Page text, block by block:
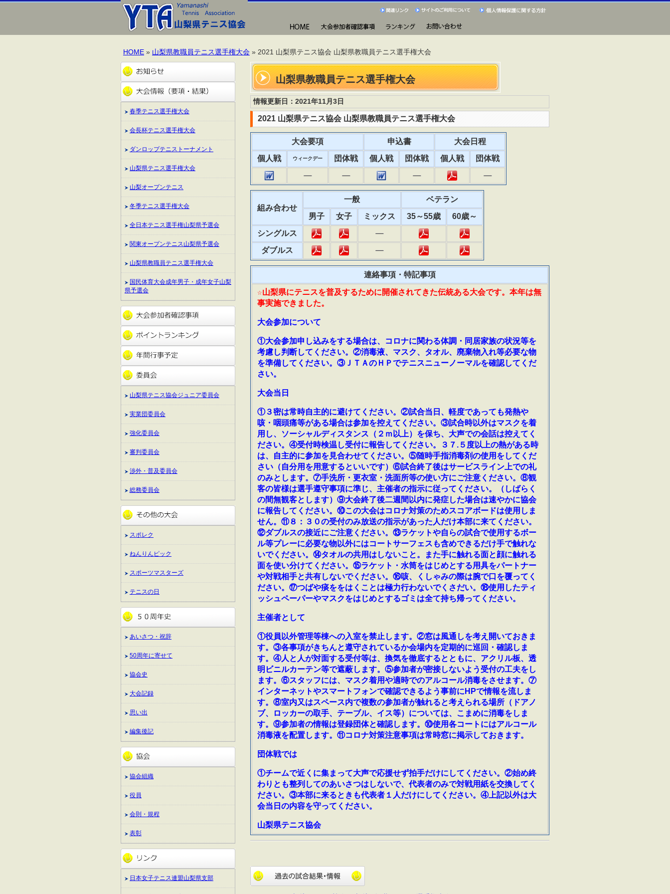
HOME » 山梨県教職員テニス選手権大会 » 2021 山梨県テニス協会 山梨県教職員テニス選手権大会
山梨県教職員テニス選手権大会
情報更新日：2021年11月3日
2021 山梨県テニス協会 山梨県教職員テニス選手権大会
大会要項 申込書
大会日程
個人戦
ウィークデー 団体戦 個人戦 団体戦 個人戦 団体戦
組み合わせ
一般
ベテラン
男子
女子 ミックス 35～55歳
60歳～
シングルス
ダブルス
連絡事項・特記事項
☆山梨県にテニスを普及するために開催されてきた伝統ある大会です。本年は無
事実施できました。
大会参加について
①大会参加申し込みをする場合は、コロナに関わる体調・同居家族の状況等を
考慮し判断してください。②消毒液、マスク、タオル、廃棄物入れ等必要な物
を準備してください。③ＪＴＡのＨＰでテニスニューノーマルを確認してくだ
さい。
大会当日
①３密は常時自主的に避けてください。②試合当日、軽度であっても発熱や
咳・咽頭痛等がある場合は参加を控えてください。③試合時以外はマスクを着
用し、ソーシャルディスタンス（２ｍ以上）を保ち、大声での会話は控えてく
ださい。④受付時検温し受付に報告してください。３７.５度以上の熱がある時
は、自主的に参加を見合わせてください。⑤随時手指消毒剤の使用をしてくだ
さい（自分用を用意するといいです）⑥試合終了後はサービスライン上での礼
のみとします。⑦手洗所・更衣室・洗面所等の使い方にご注意ください。⑧観
客の皆様は選手遵守事項に準じ、主催者の指示に従ってください。（しばらく
の間無観客とします）⑨大会終了後二週間以内に発症した場合は速やかに協会
に報告してください。⑩この大会はコロナ対策のためスコアボードは使用しま
せん。⑪８：３０の受付のみ放送の指示があった人だけ本部に来てください。
⑫ダブルスの接近にご注意ください。⑬ラケットや自らの試合で使用するボー
ル等プレーに必要な物以外にはコートサーフェスも含めできるだけ手で触れな
いでください。⑭タオルの共用はしないこと。また手に触れる面と顔に触れる
面を使い分けてください。⑮ラケット・水筒をはじめとする用具をパートナー
や対戦相手と共有しないでください。⑯咳、くしゃみの際は腕で口を覆ってく
ださい。⑰つばや痰ををはくことは極力行わないでくさだい。⑱使用したティ
ッシュペーパーやマスクをはじめとするゴミは全て持ち帰ってください。
主催者として
①役員以外管理等棟への入室を禁止します。②窓は風通しを考え開いておきま
す。③各事項がきちんと遵守されているか会場内を定期的に巡回・確認しま
す。④人と人が対面する受付等は、換気を徹底するとともに、アクリル板、透
明ビニルカーテン等で遮蔽します。⑤参加者が密接しないよう受付の工夫をし
ます。⑥スタッフには、マスク着用や適時でのアルコール消毒をさせます。⑦
インターネットやスマートフォンで確認できるよう事前にHPで情報を流しま
す。⑧室内又はスペース内で複数の参加者が触れると考えられる場所（ドアノ
ブ、ロッカーの取手、テーブル、イス等）については、こまめに消毒をしま
す。⑨参加者の情報は登録団体と確認します。⑩使用各コートにはアルコール
消毒液を配置します。⑪コロナ対策注意事項は常時窓に掲示しておきます。
団体戦では
①チームで近くに集まって大声で応援せず拍手だけにしてください。②始め終
わりとも整列してのあいさつはしないで、代表者のみで対戦用紙を交換してく
ださい。③本部に来るときも代表者１人だけにしてください。④上記以外は大
会当日の内容を守ってください。
山梨県テニス協会
春季テニス選手権大会
会長杯テニス選手権大会
ダンロップテニストーナメント
山梨県テニス選手権大会
山梨オープンテニス
冬季テニス選手権大会
全日本テニス選手権山梨県予選会
関東オープンテニス山梨県予選会
山梨県教職員テニス選手権大会
国民体育大会成年男子・成年女子山梨
県予選会
山梨県テニス協会ジュニア委員会
実業団委員会
強化委員会
審判委員会
渉外・普及委員会
総務委員会
スポレク
ねんりんピック
スポーツマスターズ
テニスの日
あいさつ・祝辞
50周年に寄せて
協会史
大会記録
思い出
編集後記
協会組織
役員
会則・規程
表彰
日本女子テニス連盟山梨県支部